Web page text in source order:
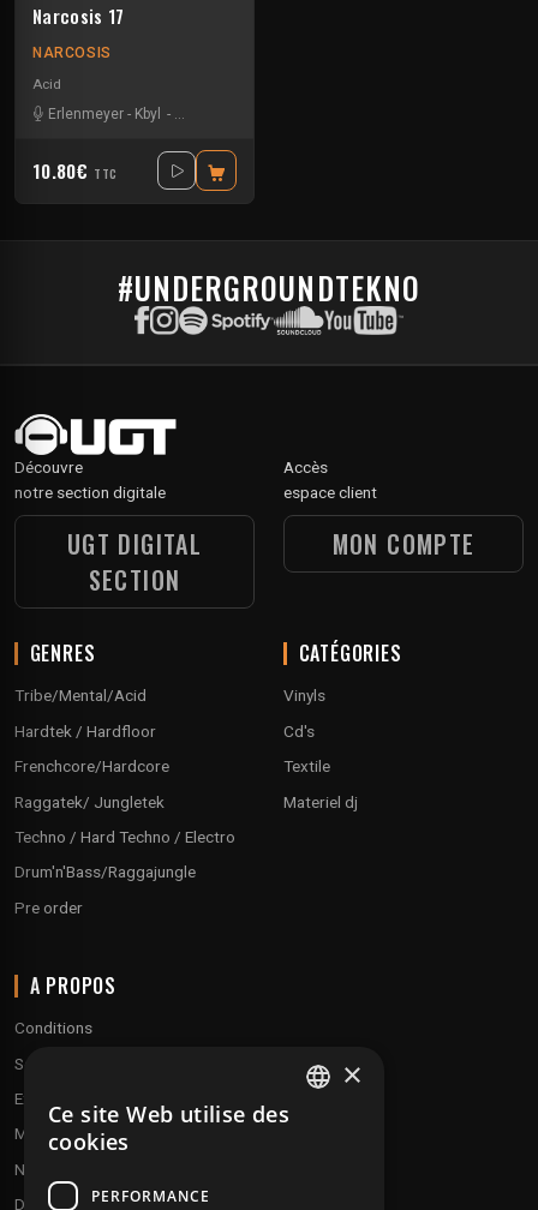
Narcosis 17
NARCOSIS
Acid
Erlenmeyer - Kbyl - Neurorbital
10.80€ TTC
#UNDERGROUNDTEKNO
Découvre
notre section digitale
UGT DIGITAL
SECTION
Accès
espace client
MON COMPTE
GENRES
Tribe/Mental/Acid
Hardtek / Hardfloor
Frenchcore/Hardcore
Raggatek/ Jungletek
Techno / Hard Techno / Electro
Drum'n'Bass/Raggajungle
Pre order
CATÉGORIES
Vinyls
Cd's
Textile
Materiel dj
A PROPOS
Conditions
Service client
Expédition & retours
Modes de paiement
Notre programme de fidélité
Disques cadeaux
×
Ce site Web utilise des
cookies
PERFORMANCE